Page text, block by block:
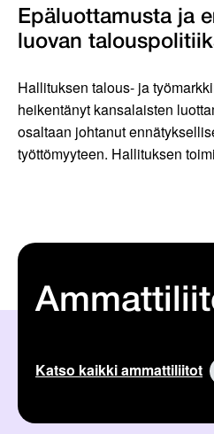
Epäluottamusta ja
luovan
Hallituksen talous- ja
heikentänyt kansalaisten
osaltaan johtanut
työttömyyteen. Hallituksen
Katso kaikki ammattiliitot